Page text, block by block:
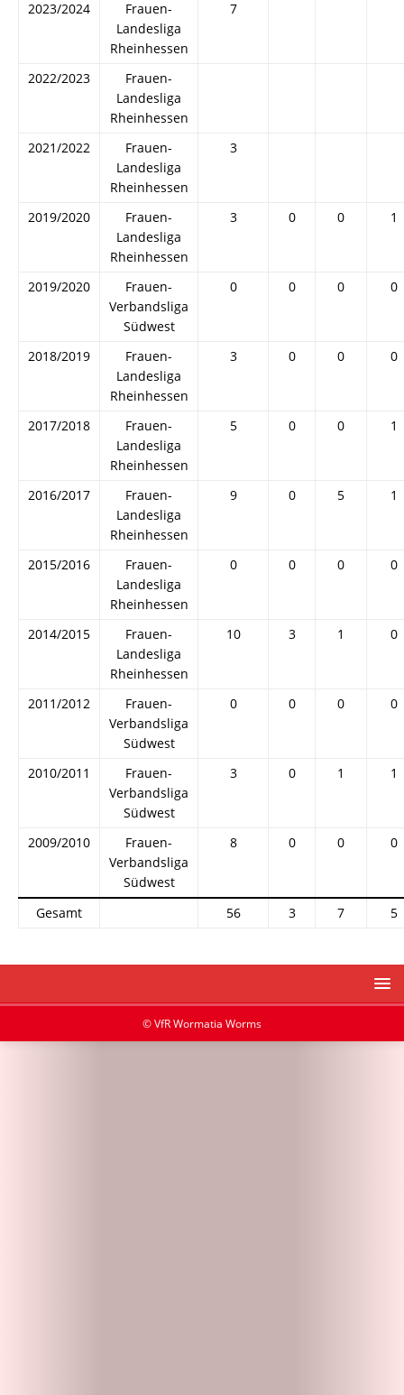
2023/2024
Frauen-
Landesliga
Rheinhessen
7
2022/2023
Frauen-
Landesliga
Rheinhessen
2021/2022
Frauen-
Landesliga
Rheinhessen
3
2019/2020
Frauen-
Landesliga
Rheinhessen
3 0 0 1
2019/2020
Frauen-
Verbandsliga
Südwest
0 0 0 0
2018/2019
Frauen-
Landesliga
Rheinhessen
3 0 0 0
2017/2018
Frauen-
Landesliga
Rheinhessen
5 0 0 1
2016/2017
Frauen-
Landesliga
Rheinhessen
9 0 5 1
2015/2016
Frauen-
Landesliga
Rheinhessen
0 0 0 0
2014/2015
Frauen-
Landesliga
Rheinhessen
10 3 1 0
2011/2012
Frauen-
Verbandsliga
Südwest
0 0 0 0
2010/2011
Frauen-
Verbandsliga
Südwest
3 0 1 1
2009/2010
Frauen-
Verbandsliga
Südwest
8 0 0 0
Gesamt 56 3 7 5
© VfR Wormatia Worms